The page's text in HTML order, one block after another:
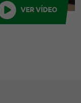
VER VÍDEO